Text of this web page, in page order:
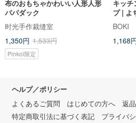
布のおもちゃかわいい人形人形
パパダック
时光手作裁缝室
1,350円 1,533円
Pinkoi限定
キッチ
プ | よ
BOKI
1,168
ヘルプ／ポリシー
よくあるご質問
はじめての方へ 返
特定商取引法に基づく表記
プライバ